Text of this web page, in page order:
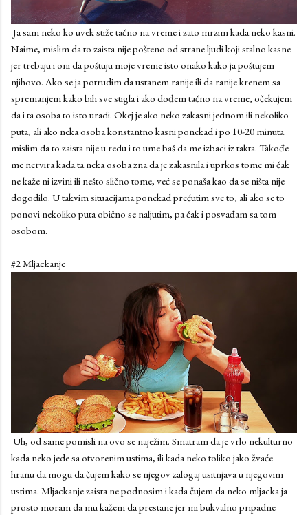
Ja sam neko ko uvek stiže tačno na vreme i zato mrzim kada neko kasni.
Naime, mislim da to zaista nije pošteno od strane ljudi koji stalno kasne
jer trebaju i oni da poštuju moje vreme isto onako kako ja poštujem
njihovo. Ako se ja potrudim da ustanem ranije ili da ranije krenem sa
spremanjem kako bih sve stigla i ako dođem tačno na vreme, očekujem
da i ta osoba to isto uradi. Okej je ako neko zakasni jednom ili nekoliko
puta, ali ako neka osoba konstantno kasni ponekad i po 10-20 minuta
mislim da to zaista nije u redu i to ume baš da me izbaci iz takta. Takođe
me nervira kada ta neka osoba zna da je zakasnila i uprkos tome mi čak
ne kaže ni izvini ili nešto slično tome, već se ponaša kao da se ništa nije
dogodilo. U takvim situacijama ponekad prećutim sve to, ali ako se to
ponovi nekoliko puta obično se naljutim, pa čak i posvađam sa tom
osobom.
#2 Mljackanje
Uh, od same pomisli na ovo se naježim. Smatram da je vrlo nekulturno
kada neko jede sa otvorenim ustima, ili kada neko toliko jako žvaće
hranu da mogu da čujem kako se njegov zalogaj usitnjava u njegovim
ustima. Mljackanje zaista ne podnosim i kada čujem da neko mljacka ja
prosto moram da mu kažem da prestane jer mi bukvalno pripadne